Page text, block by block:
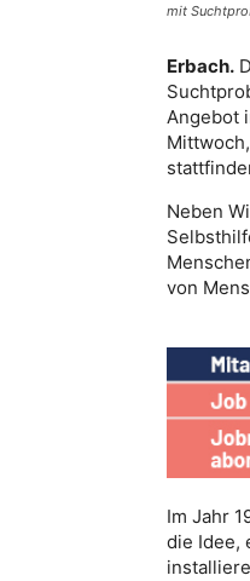
mit
Erbach.
Angebot
Neben
von
Im Jahr
die Idee,